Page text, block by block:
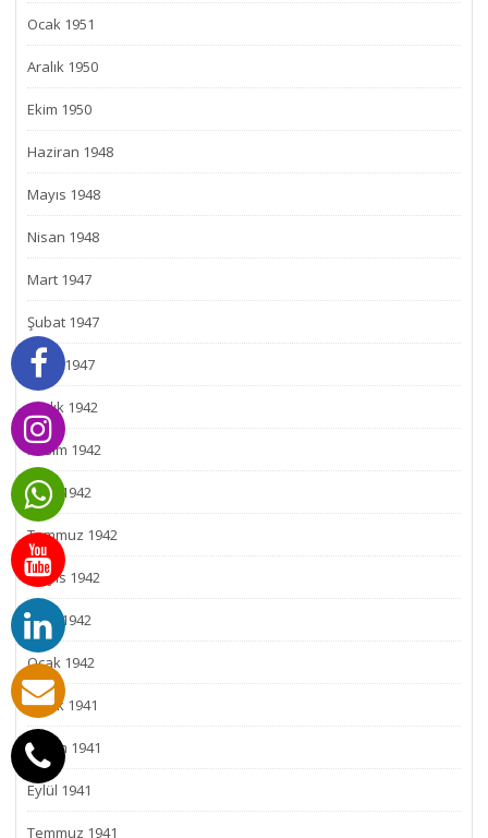
Ocak 1951
Aralık 1950
Ekim 1950
Haziran 1948
Mayıs 1948
Nisan 1948
Mart 1947
Şubat 1947
Ocak 1947
Aralık 1942
Kasım 1942
Ekim 1942
Temmuz 1942
Mayıs 1942
Mart 1942
Ocak 1942
Aralık 1941
Kasım 1941
Eylül 1941
Temmuz 1941